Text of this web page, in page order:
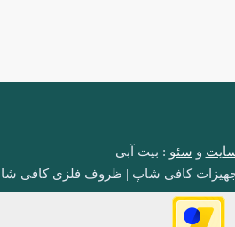
و سئو : بیت آبی
کافی شاپ | ظروف فلزی کافی